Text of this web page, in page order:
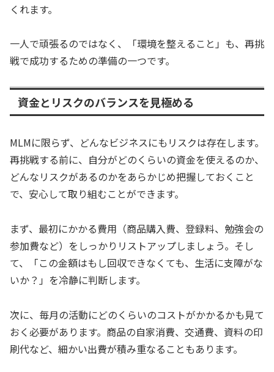
くれます。
一人で頑張るのではなく、「環境を整えること」も、再挑
戦で成功するための準備の一つです。
資金とリスクのバランスを見極める
MLMに限らず、どんなビジネスにもリスクは存在します。
再挑戦する前に、自分がどのくらいの資金を使えるのか、
どんなリスクがあるのかをあらかじめ把握しておくこと
で、安心して取り組むことができます。
まず、最初にかかる費用（商品購入費、登録料、勉強会の
参加費など）をしっかりリストアップしましょう。そし
て、「この金額はもし回収できなくても、生活に支障がな
いか？」を冷静に判断します。
次に、毎月の活動にどのくらいのコストがかかるかも見て
おく必要があります。商品の自家消費、交通費、資料の印
刷代など、細かい出費が積み重なることもあります。